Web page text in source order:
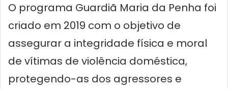
O programa Guardiã Maria da Penha foi
criado em 2019 com o objetivo de
assegurar a integridade física e moral
de vítimas de violência doméstica,
protegendo-as dos agressores e